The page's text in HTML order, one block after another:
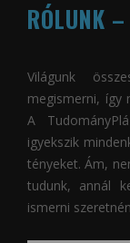
RÓLUNK
Világunk
megismerni, így
A
igyekszik
tényeket. Ám,
tudunk, annál
ismerni